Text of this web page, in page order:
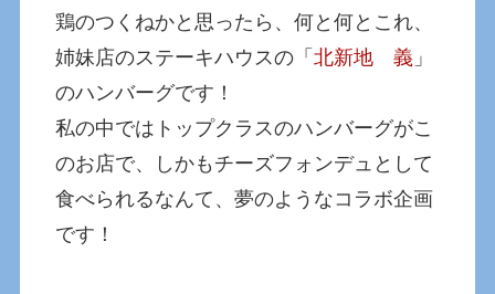
鶏のつくねかと思ったら、何と何とこれ、
姉妹店のステーキハウスの「北新地 義 」
のハンバーグです！
私の中ではトップクラスのハンバーグがこ
のお店で、しかもチーズフォンデュとして
食べられるなんて、夢のようなコラボ企画
です！